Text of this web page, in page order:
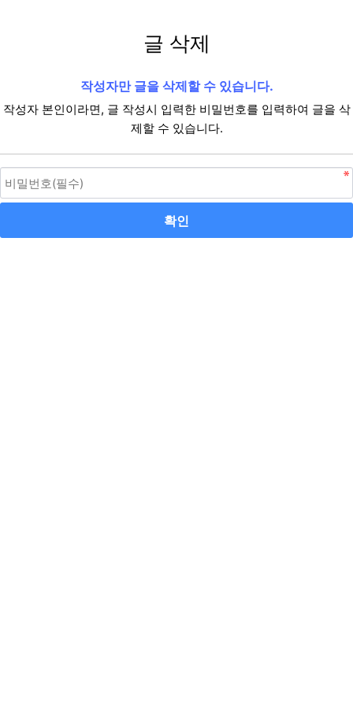
글 삭제
작성자만 글을 삭제할 수 있습니다.
작성자 본인이라면, 글 작성시 입력한 비밀번호를 입력하여 글을 삭
제할 수 있습니다.